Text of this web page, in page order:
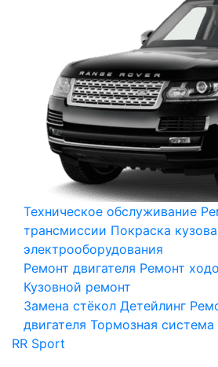
Техническое обслуживание
трансмиссии Покраска кузова
электрооборудования
Ремонт двигателя Ремонт
Кузовной ремонт
Замена стёкол Детейлинг
двигателя Тормозная система
RR Sport